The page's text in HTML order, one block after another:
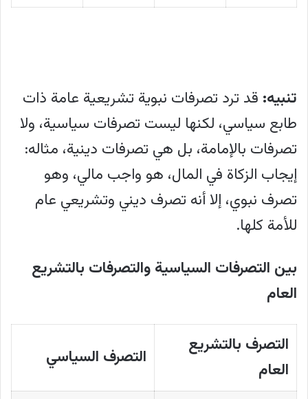
تنبيه: قد ترد تصرفات نبوية تشريعية عامة ذات
طابع سياسي، لكنها ليست تصرفات سياسية، ولا
تصرفات بالإمامة، بل هي تصرفات دينية، مثاله:
إيجاب الزكاة في المال، هو واجب مالي، وهو
تصرف نبوي، إلا أنه تصرف ديني وتشريعي عام
للأمة كلها.
بين التصرفات السياسية والتصرفات بالتشريع
العام
التصرف بالتشريع
العام
التصرف السياسي